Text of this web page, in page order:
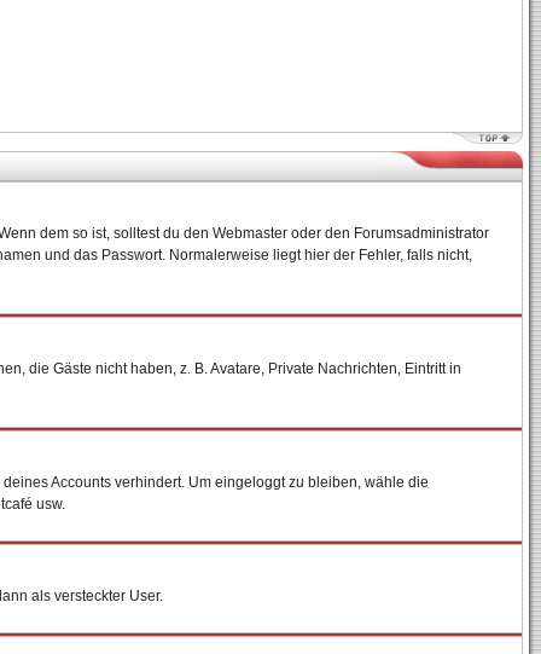
dem so ist, solltest du den Webmaster oder den Forumsadministrator
und das Passwort. Normalerweise liegt hier der Fehler, falls nicht,
die Gäste nicht haben, z. B. Avatare, Private Nachrichten, Eintritt in
Accounts verhindert. Um eingeloggt zu bleiben, wähle die
usw.
als versteckter User.